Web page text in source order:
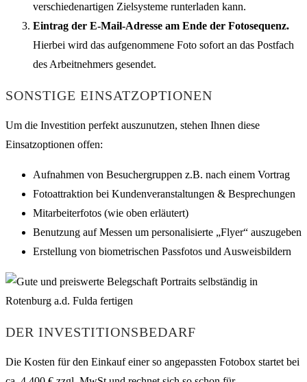
verschiedenartigen Zielsysteme runterladen kann.
Eintrag der E-Mail-Adresse am Ende der Fotosequenz.
Hierbei wird das aufgenommene Foto sofort an das Postfach
des Arbeitnehmers gesendet.
SONSTIGE EINSATZOPTIONEN
Um die Investition perfekt auszunutzen, stehen Ihnen diese
Einsatzoptionen offen:
Aufnahmen von Besuchergruppen z.B. nach einem Vortrag
Fotoattraktion bei Kundenveranstaltungen & Besprechungen
Mitarbeiterfotos (wie oben erläutert)
Benutzung auf Messen um personalisierte „Flyer“ auszugeben
Erstellung von biometrischen Passfotos und Ausweisbildern
DER INVESTITIONSBEDARF
Die Kosten für den Einkauf einer so angepassten Fotobox startet bei